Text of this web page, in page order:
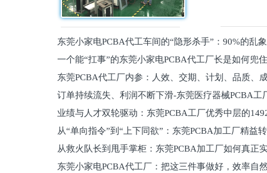
东莞小家电PCBA代工车间的“隐形杀手”：90%的乱
员工一个能“扛事”的东莞小家电PCBA代工厂长是如何兜
东莞PCBA代工厂内参：人效、交期、计划、品质
维锁客法则
订单持续流失、利润不断下滑-东莞医疗器械PCBA工
理死穴必须堵住
业绩与人才双轮驱动：东莞PCBA工厂优秀中层的
从“单向指令”到“上下同欲”：东莞PCBA加工厂精益
关键从救火队长到甩手掌柜：东莞PCBA加工厂如何真正
东莞小家电PCBA代工厂：把这三件事做好，效率自